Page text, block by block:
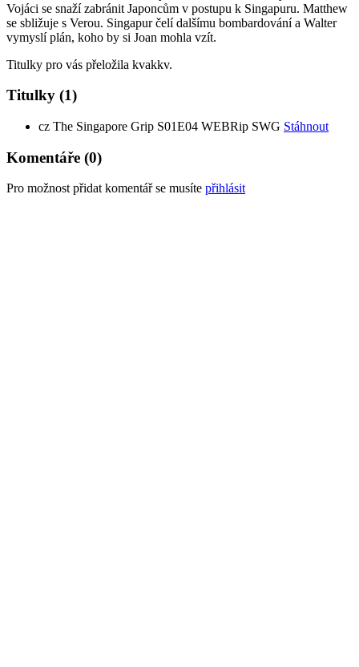
Vojáci se snaží zabránit Japoncům v postupu k Singapuru. Matthew
se sbližuje s Verou. Singapur čelí dalšímu bombardování a Walter
vymyslí plán, koho by si Joan mohla vzít.
Titulky pro vás přeložila kvakkv.
Titulky (1)
cz The Singapore Grip S01E04 WEBRip SWG Stáhnout
Komentáře (0)
Pro možnost přidat komentář se musíte přihlásit